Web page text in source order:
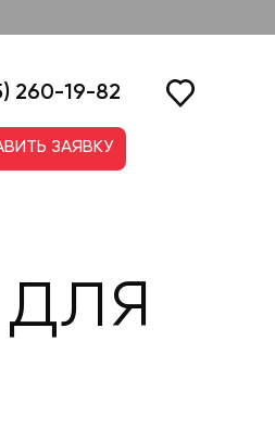
260-19-82
ЗАЯВКУ